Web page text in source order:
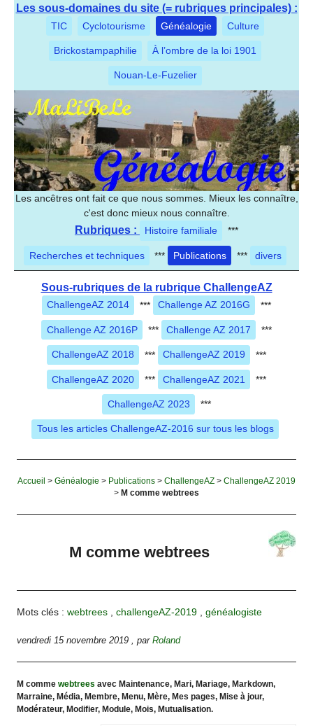
Les sous-domaines du site (= rubriques principales) :
TIC Cyclotourisme Généalogie Culture
Brickostampaphilie À l’ombre de la loi 1901
Nouan-Le-Fuzelier
Les ancêtres ont fait ce que nous sommes. Mieux les connaître,
c'est donc mieux nous connaître.
Rubriques : Histoire familiale ***
Recherches et techniques *** Publications *** divers
Sous-rubriques de la rubrique ChallengeAZ
ChallengeAZ 2014 *** Challenge AZ 2016G ***
Challenge AZ 2016P *** Challenge AZ 2017 ***
ChallengeAZ 2018 *** ChallengeAZ 2019 ***
ChallengeAZ 2020 *** ChallengeAZ 2021 ***
ChallengeAZ 2023 ***
Tous les articles ChallengeAZ-2016 sur tous les blogs
Accueil > Généalogie > Publications > ChallengeAZ > ChallengeAZ 2019
> M comme webtrees
M comme webtrees
Mots clés :webtrees ,challengeAZ-2019 ,généalogiste
vendredi 15 novembre 2019 ,parRoland
M commewebtrees avec Maintenance, Mari, Mariage, Markdown,
Marraine, Média, Membre, Menu, Mère, Mes pages, Mise à jour,
Modérateur, Modifier, Module, Mois, Mutualisation.